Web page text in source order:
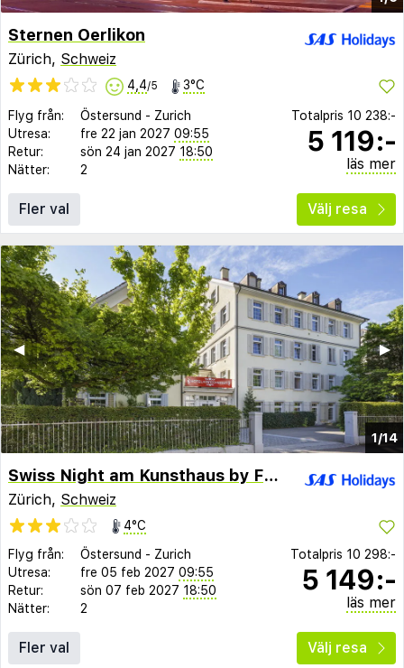
Sternen Oerlikon
Zürich, Schweiz
4,4/5 3°C
Flyg från: Östersund - Zurich
Utresa:
fre 22 jan 2027 09:55
Retur:
sön 24 jan 2027 18:50
Nätter:
2
Totalpris 10 238:-
5 119:-
läs mer
Fler val Välj resa
1/14
▶︎
◀︎
Swiss Night am Kunsthaus by Fassbind
Zürich, Schweiz
4°C
Flyg från:
Östersund - Zurich
Utresa:
fre 05 feb 2027 09:55
Retur:
sön 07 feb 2027 18:50
Nätter:
2
Totalpris 10 298:-
5 149:-
läs mer
Fler val Välj resa